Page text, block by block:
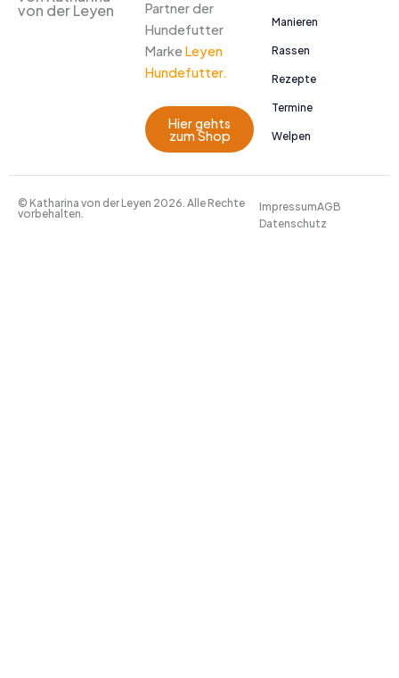
von der Leyen
Partner der
Hundefutter
Marke Leyen
Hundefutter.
Hier gehts
zum Shop
Manieren
Rassen
Rezepte
Termine
Welpen
© Katharina von der Leyen 2026. Alle Rechte
vorbehalten.
ImpressumAGB
Datenschutz